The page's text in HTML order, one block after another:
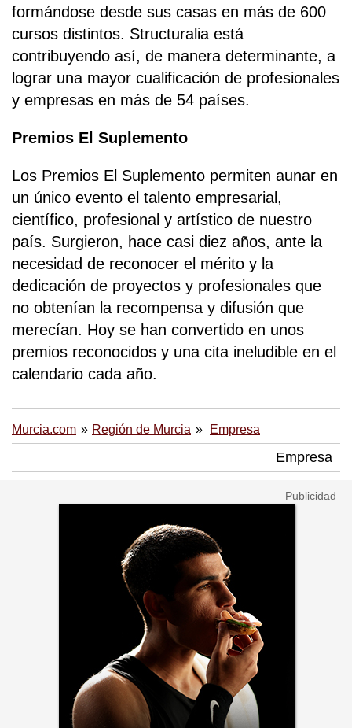
formándose desde sus casas en más de 600
cursos distintos. Structuralia está
contribuyendo así, de manera determinante, a
lograr una mayor cualificación de profesionales
y empresas en más de 54 países.
Premios El Suplemento
Los Premios El Suplemento permiten aunar en
un único evento el talento empresarial,
científico, profesional y artístico de nuestro
país. Surgieron, hace casi diez años, ante la
necesidad de reconocer el mérito y la
dedicación de proyectos y profesionales que
no obtenían la recompensa y difusión que
merecían. Hoy se han convertido en unos
premios reconocidos y una cita ineludible en el
calendario cada año.
Murcia.com Región de Murcia Empresa
Empresa